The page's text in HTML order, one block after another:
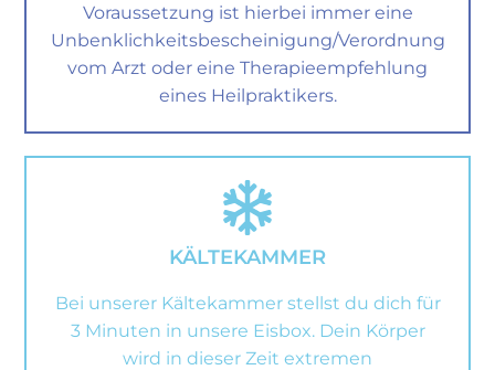
Voraussetzung ist hierbei immer eine
Unbenklichkeitsbescheinigung/Verordnung
vom Arzt oder eine Therapieempfehlung
eines Heilpraktikers.
KÄLTEKAMMER
Bei unserer Kältekammer stellst du dich für
3 Minuten in unsere Eisbox. Dein Körper
wird in dieser Zeit extremen